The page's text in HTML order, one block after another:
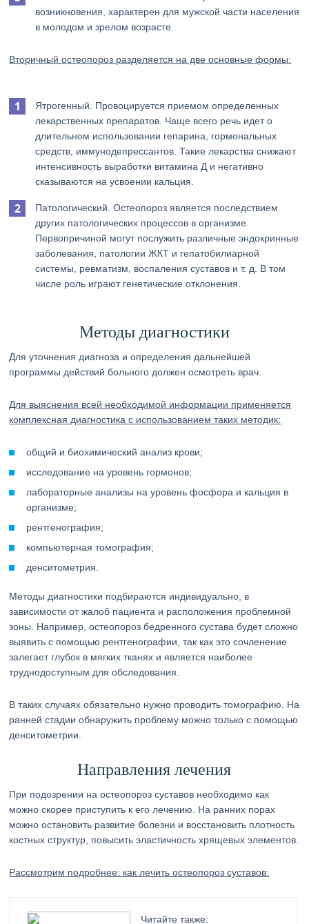
возникновения, характерен для мужской части населения
в молодом и зрелом возрасте.
Вторичный остеопороз разделяется на две основные формы:
Ятрогенный. Провоцируется приемом определенных
лекарственных препаратов. Чаще всего речь идет о
длительном использовании гепарина, гормональных
средств, иммунодепрессантов. Такие лекарства снижают
интенсивность выработки витамина Д и негативно
сказываются на усвоении кальция.
Патологический. Остеопороз является последствием
других патологических процессов в организме.
Первопричиной могут послужить различные эндокринные
заболевания, патологии ЖКТ и гепатобилиарной
системы, ревматизм, воспаления суставов и т. д. В том
числе роль играют генетические отклонения.
Методы диагностики
Для уточнения диагноза и определения дальнейшей
программы действий больного должен осмотреть врач.
Для выяснения всей необходимой информации применяется
комплексная диагностика с использованием таких методик:
общий и биохимический анализ крови;
исследование на уровень гормонов;
лабораторные анализы на уровень фосфора и кальция в
организме;
рентгенография;
компьютерная томография;
денситометрия.
Методы диагностики подбираются индивидуально, в
зависимости от жалоб пациента и расположения проблемной
зоны. Например, остеопороз бедренного сустава будет сложно
выявить с помощью рентгенографии, так как это сочленение
залегает глубок в мягких тканях и является наиболее
труднодоступным для обследования.
В таких случаях обязательно нужно проводить томографию. На
ранней стадии обнаружить проблему можно только с помощью
денситометрии.
Направления лечения
При подозрении на остеопороз суставов необходимо как
можно скорее приступить к его лечению. На ранних порах
можно остановить развитие болезни и восстановить плотность
костных структур, повысить эластичность хрящевых элементов.
Рассмотрим подробнее: как лечить остеопороз суставов:
Читайте также: